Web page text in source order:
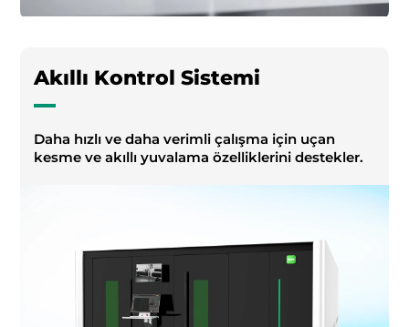
Akıllı Kontrol Sistemi
Daha hızlı ve daha verimli çalışma için uçan
kesme ve akıllı yuvalama özelliklerini destekler.